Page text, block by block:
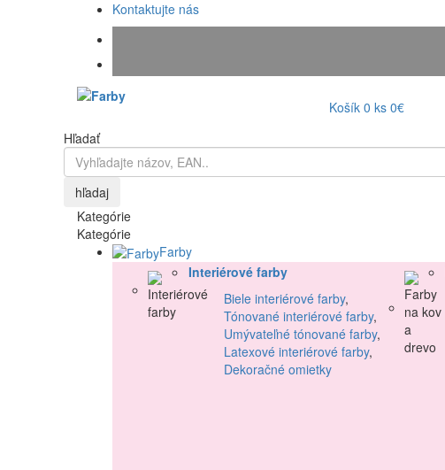
Kontaktujte nás
Košík 0 ks 0€
Hľadať
hľadaj
Kategórie
Kategórie
Farby
Interiérové farby
Biele interiérové farby,
Tónované interiérové farby,
Umývateľné tónované farby,
Latexové interiérové farby,
Dekoračné omietky